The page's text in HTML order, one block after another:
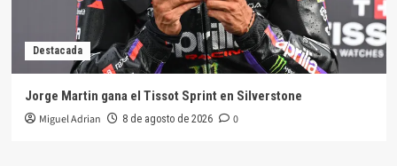
Destacada
Jorge Martin gana el Tissot Sprint en Silverstone
Miguel Adrian 8 de agosto de 2026 0